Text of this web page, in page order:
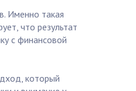
Именно такая
что результат
с финансовой
который